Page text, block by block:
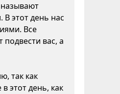
этот день нас
Все
вас, а
так как
этот день, как